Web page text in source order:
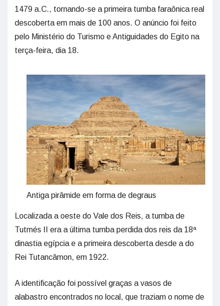
1479 a.C., tornando-se a primeira tumba faraônica real
descoberta em mais de 100 anos. O anúncio foi feito
pelo Ministério do Turismo e Antiguidades do Egito na
terça-feira, dia 18.
Antiga pirâmide em forma de degraus
Localizada a oeste do Vale dos Reis, a tumba de
Tutmés II era a última tumba perdida dos reis da 18ª
dinastia egípcia e a primeira descoberta desde a do
Rei Tutancâmon, em 1922.
A identificação foi possível graças a vasos de
alabastro encontrados no local, que traziam o nome de